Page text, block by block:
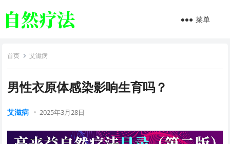
菜单
首页 艾滋病
男性衣原体感染影响生育吗？
艾滋病 2025年3月28日